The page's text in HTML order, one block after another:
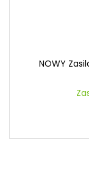
NOWY